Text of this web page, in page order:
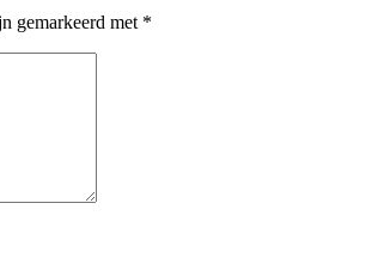
gemarkeerd met *